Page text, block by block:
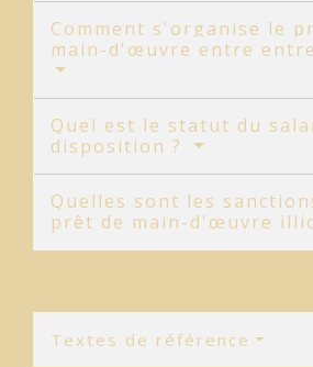
Comment s'organise le
main-d'œuvre entre
Quel est le statut du
disposition ?
Quelles sont les
prêt de main-d'œuvre
Textes de référence